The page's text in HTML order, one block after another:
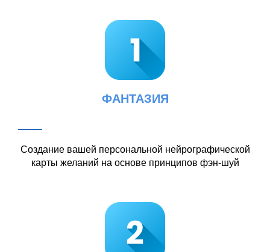
ЧТО ВАС ЖДЕТ НА
ИНТЕНСИВЕ